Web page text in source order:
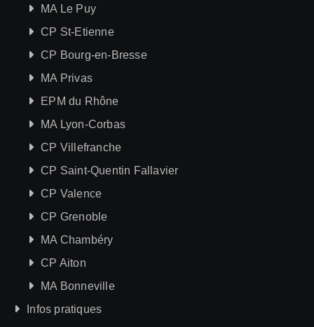
MA Le Puy
CP St-Etienne
CP Bourg-en-Bresse
MA Privas
EPM du Rhône
MA Lyon-Corbas
CP Villefranche
CP Saint-Quentin Fallavier
CP Valence
CP Grenoble
MA Chambéry
CP Aiton
MA Bonneville
Infos pratiques